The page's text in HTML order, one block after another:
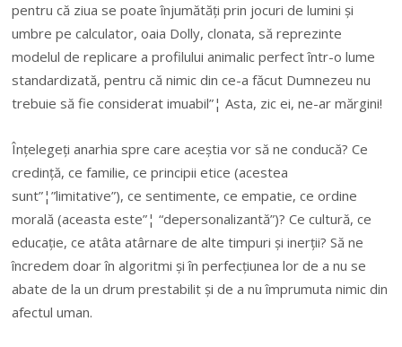
pentru că ziua se poate înjumătăți prin jocuri de lumini și
umbre pe calculator, oaia Dolly, clonata, să reprezinte
modelul de replicare a profilului animalic perfect într-o lume
standardizată, pentru că nimic din ce-a făcut Dumnezeu nu
trebuie să fie considerat imuabil”¦ Asta, zic ei, ne-ar mărgini!
Înțelegeți anarhia spre care aceștia vor să ne conducă? Ce
credință, ce familie, ce principii etice (acestea
sunt”¦”limitative”), ce sentimente, ce empatie, ce ordine
morală (aceasta este”¦ “depersonalizantă”)? Ce cultură, ce
educație, ce atâta atârnare de alte timpuri și inerții? Să ne
încredem doar în algoritmi și în perfecțiunea lor de a nu se
abate de la un drum prestabilit și de a nu împrumuta nimic din
afectul uman.